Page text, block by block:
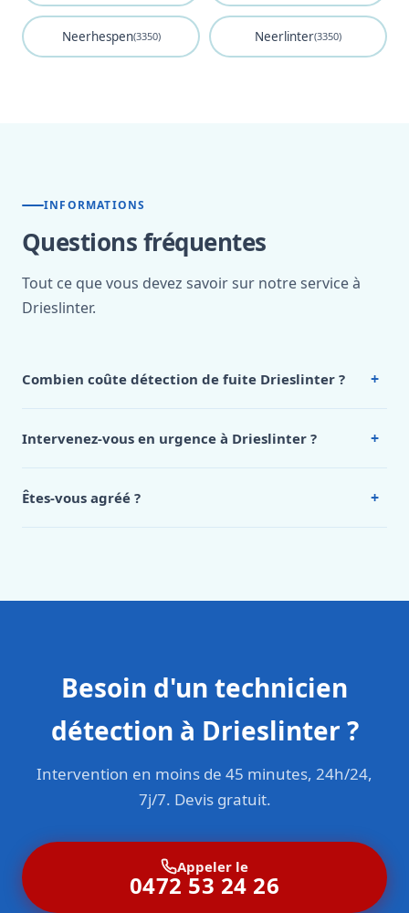
Neerhespen(3350) Neerlinter(3350)
INFORMATIONS
Questions fréquentes
Tout ce que vous devez savoir sur notre service à
Drieslinter.
Combien coûte détection de fuite Drieslinter ? +
Drieslinter, appelez le 0472 53 24 26.
Intervenez-vous en urgence à Drieslinter ? +
Êtes-vous agréé ? +
Besoin d'un technicien
détection à Drieslinter ?
Intervention en moins de 45 minutes, 24h/24,
7j/7. Devis gratuit.
Appeler le
0472 53 24 26